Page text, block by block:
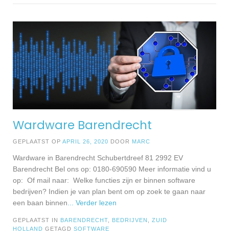
Wardware Barendrecht
GEPLAATST OP APRIL 26, 2020 DOOR MARC
Wardware in Barendrecht Schubertdreef 81 2992 EV
Barendrecht Bel ons op: 0180-690590 Meer informatie vind u
op: Of mail naar: Welke functies zijn er binnen software
bedrijven? Indien je van plan bent om op zoek te gaan naar
een baan binnen ... Verder lezen
GEPLAATST IN BARENDRECHT BEDRIJVEN
ZUID
HOLLAND GETAGD SOFTWARE